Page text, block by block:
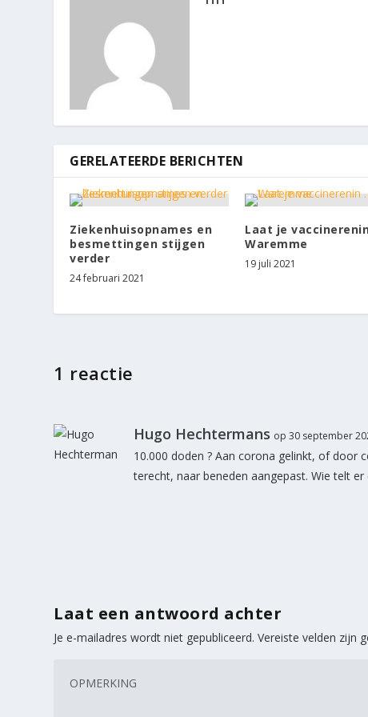
GERELATEERDE BERICHTEN
Ziekenhuisopnames en
besmettingen stijgen
verder
24 februari 2021
Laat je
Waremme
19 juli 2021
1 reactie
Hugo Hechtermans op 30 september
10.000 doden ? Aan corona gelinkt, of door
terecht, naar beneden aangepast. Wie telt
Laat een antwoord achter
Je e-mailadres wordt niet gepubliceerd. Vereiste velden zijn